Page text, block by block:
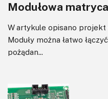
Modułowa
W artykule opisano projekt
Moduły można łatwo
pożądan...